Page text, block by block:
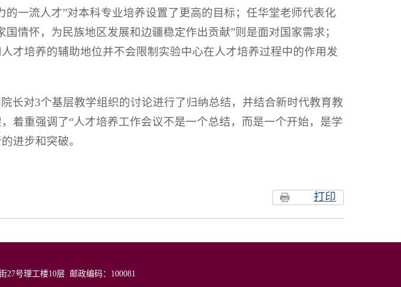
一流人才”对本科专业培养设置了更高的目标；任华堂老师代表化
情怀，为民族地区发展和边疆稳定作出贡献”则是面对国家需求；
才培养的辅助地位并不会限制实验中心在人才培养过程中的作用发
长对3个基层教学组织的讨论进行了归纳总结，并结合新时代教育教
着重强调了“人才培养工作会议不是一个总结，而是一个开始，是学
进步和突破。
打印
号理工楼10层 邮政编码：100081